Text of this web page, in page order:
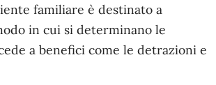
familiare è destinato a
in cui si determinano le
a benefici come le detrazioni e